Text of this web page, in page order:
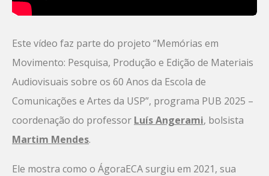
Este vídeo faz parte do projeto “Memórias em
Movimento: Pesquisa, Produção e Edição de Materiais
Audiovisuais sobre os 60 Anos da Escola de
Comunicações e Artes da USP”, programa PUB 2025 –
coordenação do professor Luís Angerami, bolsista
Martim Mendes.
Ele mostra como o ÁgoraECA surgiu em 2021, sua